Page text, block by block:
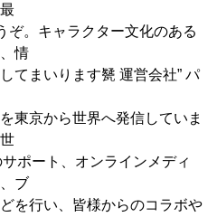
ぞ。キャラクター文化のある
情
てまいります㽈 運営会社” パ
東京から世界へ発信していま
ポート、オンラインメディ
ブ
を行い、皆様からのコラボや